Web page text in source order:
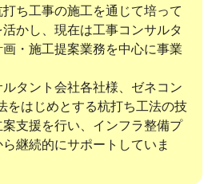
ち工事の施工を通じて培って
かし、現在は工事コンサルタ
・施工提案業務を中心に事業
タント会社各社様、ゼネコン
をはじめとする杭打ち工法の技
支援を行い、インフラ整備プ
継続的にサポートしていま